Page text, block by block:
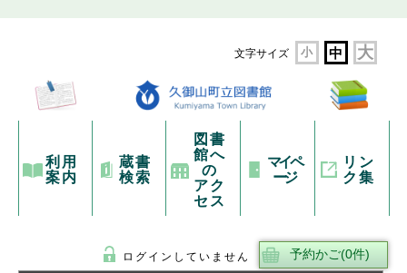
文字サイズ 小 中 大
利用
案内
蔵書
検索
図書
館へ
の
アク
セス
マイペ
ージ
リン
ク集
ログインしていません